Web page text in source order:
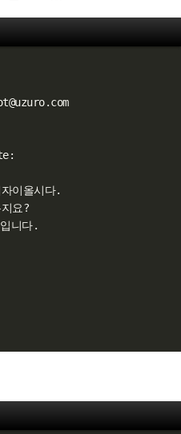
이올시다.
요?
니다.